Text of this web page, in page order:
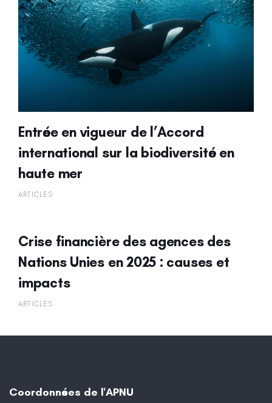
Entrée en vigueur de l’Accord
international sur la biodiversité en
haute mer
ARTICLES
Crise financière des agences des
Nations Unies en 2025 : causes et
impacts
ARTICLES
Coordonnées de l'APNU